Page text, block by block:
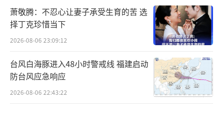
萧敬腾：不忍心让妻子承受生育的苦 选
择丁克珍惜当下
2026-08-06 23:09:12
台风白海豚进入48小时警戒线 福建启动
防台风应急响应
2026-08-06 22:43:22